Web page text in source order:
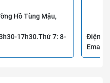
Hồ Tùng Mậu,
17h30.Thứ 7: 8-
Điện
Email: